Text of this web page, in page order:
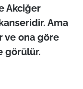
Akciğer
Ama
ve ona göre
görülür.